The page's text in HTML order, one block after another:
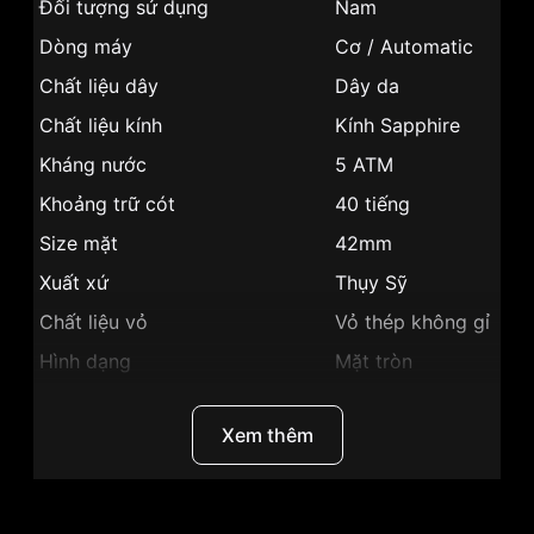
Đối tượng sử dụng
Nam
Dòng máy
Cơ / Automatic
Chất liệu dây
Dây da
Chất liệu kính
Kính Sapphire
Kháng nước
5 ATM
Khoảng trữ cót
40 tiếng
Size mặt
42mm
Xuất xứ
Thụy Sỹ
Chất liệu vỏ
Vỏ thép không gỉ
Hình dạng
Mặt tròn
Vỏ Màu Vàng
Sang trọng
Xem thêm